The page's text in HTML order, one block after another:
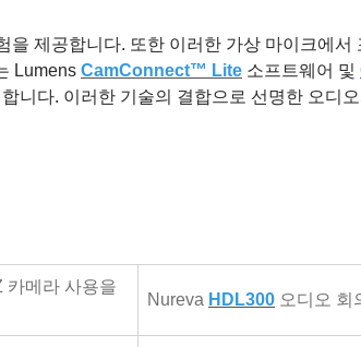
제공합니다. 또한 이러한 가상 마이크에서
Lumens CamConnect™ Lite 소프트웨어 및
니다. 이러한 기술의 결합으로 선명한 오디
카메라 사용을
Nureva HDL300 오디오 회